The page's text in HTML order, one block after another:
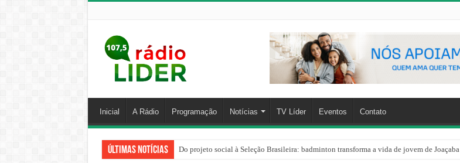
Inicial A Rádio Programação Notícias TV Líder Eventos Contato
Últimas Notícias Do projeto social à Seleção Brasileira: badminton transforma a vida de jovem de Joaçaba